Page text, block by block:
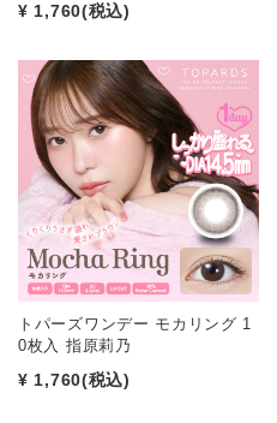
¥ 1,760(税込)
トパーズワンデー モカリング 1
0枚入 指原莉乃
¥ 1,760(税込)